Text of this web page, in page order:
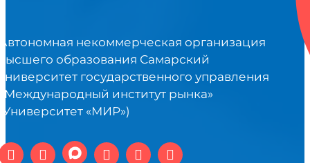
некоммерческая организация
образования Самарский
государственного управления
институт рынка»
«МИР»)